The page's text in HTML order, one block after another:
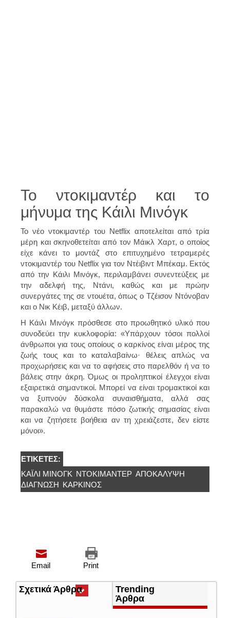
Το ντοκιμαντέρ και το
μήνυμα της Κάιλι Μινόγκ
Το νέο ντοκιμαντέρ του Netflix αποτελείται από τρία
μέρη και σκηνοθετείται από τον Μάικλ Χαρτ, ο οποίος
είχε κάνει το μοντάζ στο επιτυχημένο τετραμερές
ντοκιμαντέρ του Netflix για τον Ντέιβιντ Μπέκαμ. Εκτός
από την Κάιλι Μινόγκ, περιλαμβάνει συνεντεύξεις με
την αδελφή της, Ντάνι, καθώς και με πρώην
συνεργάτες της σε ντουέτα, όπως ο Τζέισον Ντόνοβαν
και ο Νικ Κέιβ, μεταξύ άλλων.
Η Κάιλι Μινόγκ πρόσθεσε στο προωθητικό υλικό που
συνοδεύει την κυκλοφορία: «Υπάρχουν τόσοι πολλοί
άνθρωποι για τους οποίους ο καρκίνος είναι μέρος της
ζωής τους και το καταλαβαίνω· θέλεις απλώς να
προχωρήσεις και να το αφήσεις στο παρελθόν ή να το
βάλεις στην άκρη. Όμως οι προληπτικοί έλεγχοι είναι
εξαιρετικά σημαντικοί. Μπορεί να είναι τρομακτικοί και
να ξυπνούν δύσκολα συναισθήματα, αλλά σας
παρακαλώ να θυμάστε πόσο ζωτικής σημασίας είναι
και να ζητήσετε βοήθεια αν τη χρειάζεστε, δεν είστε
μόνοι».
ΕΤΙΚΈΤΕΣ:
ΚΆΙΛΙ ΜΙΝΌΓΚ ΝΤΟΚΙΜΑΝΤΈΡ ΑΠΟΚΆΛΥΨΗ
ΔΙΑΓΝΩΣΗ ΚΑΡΚΊΝΟΣ
Print
Email
Σχετικά Άρθρα(ενεργή
καρτέλα)
Trending
Άρθρα